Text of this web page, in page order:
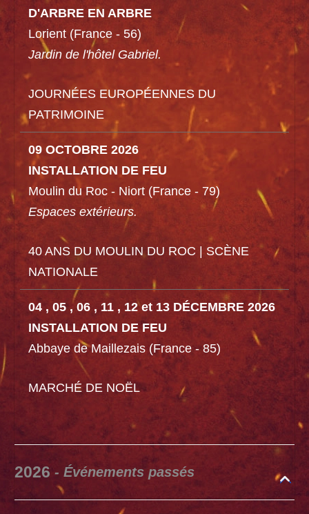
D'ARBRE EN ARBRE
Lorient (France - 56)
Jardin de l'hôtel Gabriel.
JOURNÉES EUROPÉENNES DU
PATRIMOINE
09 OCTOBRE 2026
INSTALLATION DE FEU
Moulin du Roc - Niort (France - 79)
Espaces extérieurs.
40 ANS DU MOULIN DU ROC | SCÈNE
NATIONALE
04 , 05 , 06 , 11 , 12et 13 DÉCEMBRE 2026
INSTALLATION DE FEU
Abbaye de Maillezais (France - 85)
MARCHÉ DE NOËL
2026 - Événements passés